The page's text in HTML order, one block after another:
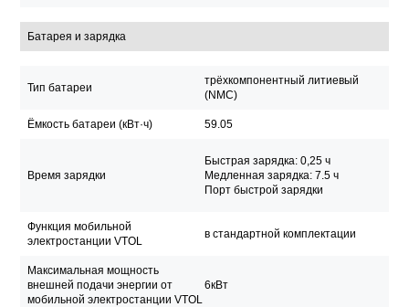
Батарея и зарядка
Тип батареи
трёхкомпонентный литиевый
(NMC)
Ёмкость батареи (кВт·ч) 59.05
Время зарядки
Быстрая зарядка: 0,25 ч
Медленная зарядка: 7.5 ч
Порт быстрой зарядки
Функция мобильной
электростанции VTOL
в стандартной комплектации
Максимальная мощность
внешней подачи энергии от
мобильной электростанции VTOL
6кВт